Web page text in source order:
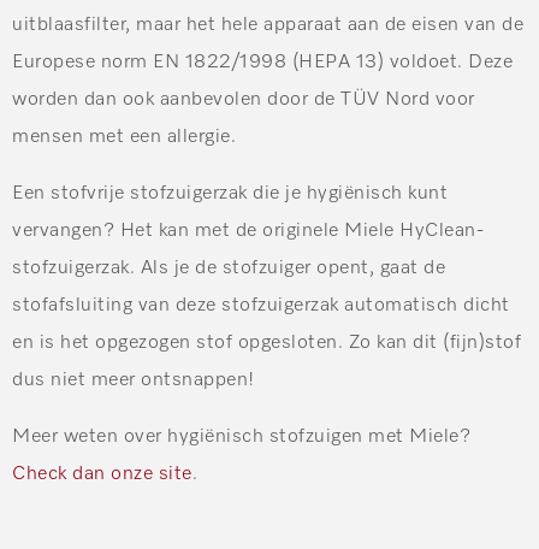
uitblaasfilter, maar het hele apparaat aan de eisen van de
Europese norm EN 1822/1998 (HEPA 13) voldoet. Deze
worden dan ook aanbevolen door de TÜV Nord voor
mensen met een allergie.
Een stofvrije stofzuigerzak die je hygiënisch kunt
vervangen? Het kan met de originele Miele HyClean-
stofzuigerzak. Als je de stofzuiger opent, gaat de
stofafsluiting van deze stofzuigerzak automatisch dicht
en is het opgezogen stof opgesloten. Zo kan dit (fijn)stof
dus niet meer ontsnappen!
Meer weten over hygiënisch stofzuigen met Miele?
Check dan onze site.